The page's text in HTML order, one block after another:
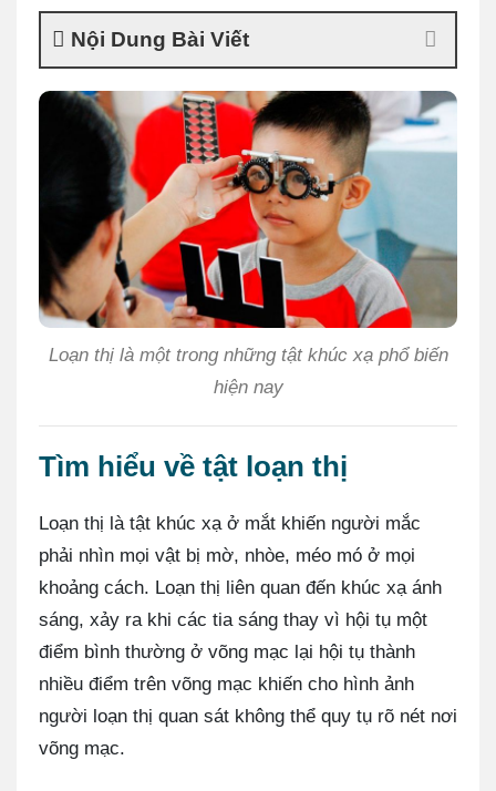
Nội Dung Bài Viết
Loạn thị là một trong những tật khúc xạ phổ biến
hiện nay
Tìm hiểu về tật loạn thị
Loạn thị là tật khúc xạ ở mắt khiến người mắc
phải nhìn mọi vật bị mờ, nhòe, méo mó ở mọi
khoảng cách. Loạn thị liên quan đến khúc xạ ánh
sáng, xảy ra khi các tia sáng thay vì hội tụ một
điểm bình thường ở võng mạc lại hội tụ thành
nhiều điểm trên võng mạc khiến cho hình ảnh
người loạn thị quan sát không thể quy tụ rõ nét nơi
võng mạc.